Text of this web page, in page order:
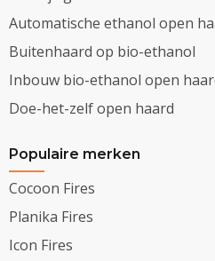
Automatische ethanol open
Buitenhaard op bio-ethanol
Inbouw bio-ethanol open
Doe-het-zelf open haard
Populaire merken
Cocoon Fires
Planika Fires
Icon Fires